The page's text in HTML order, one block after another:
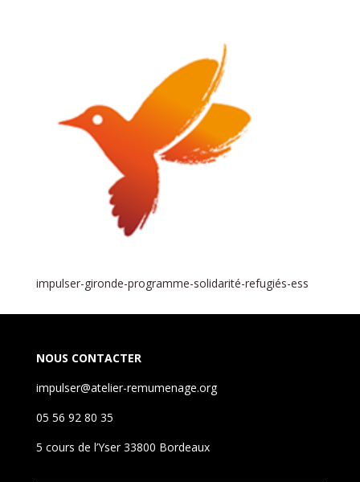
impulser-gironde-programme-solidarité-refugiés-ess
NOUS CONTACTER
impulser@atelier-remumenage.org
05 56 92 80 35
5 cours de l’Yser 33800 Bordeaux